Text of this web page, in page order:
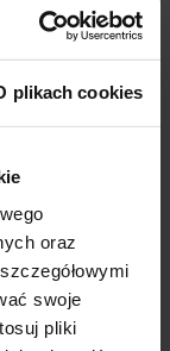
plikach cookies
oraz
swoje
pliki